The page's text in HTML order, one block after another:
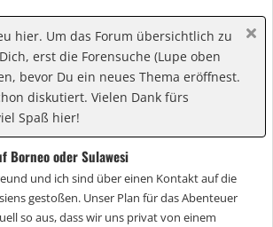
hier. Um das Forum übersichtlich zu
erst die Forensuche (Lupe oben
bevor Du ein neues Thema eröffnest.
diskutiert. Vielen Dank fürs
Spaß hier!
Borneo oder Sulawesi
und ich sind über einen Kontakt auf die
gestoßen. Unser Plan für das Abenteuer
so aus, dass wir uns privat von einem